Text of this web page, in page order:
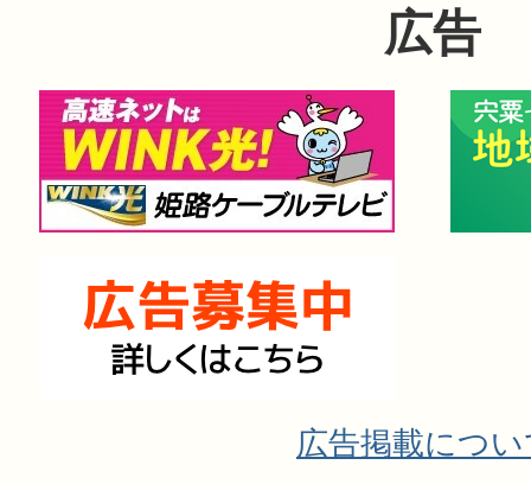
広告
広告掲載につ